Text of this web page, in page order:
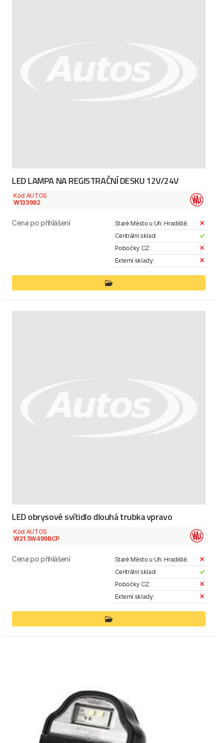
LED LAMPA NA REGISTRAČNÍ DESKU 12V/24V
Kód AUTOS
W133982
Cena po přihlášení
Staré Město u Uh. Hradiště:
Centrální sklad:
Pobočky CZ:
Externí sklady:
LED obrysové svítidlo dlouhá trubka vpravo
Kód AUTOS
W21.5W499BCP
Cena po přihlášení
Staré Město u Uh. Hradiště:
Centrální sklad:
Pobočky CZ:
Externí sklady: